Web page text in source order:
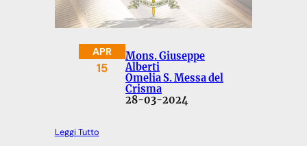
APR
15
Mons. Giuseppe
Alberti
Omelia S. Messa del
Crisma
28-03-2024
Leggi Tutto